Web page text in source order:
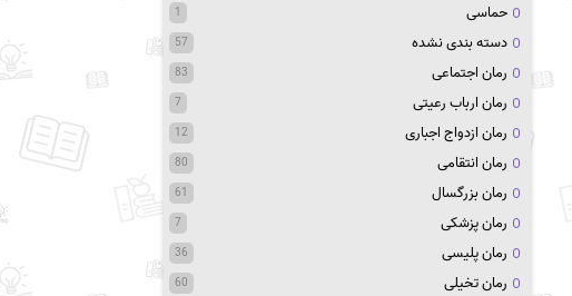
حماسی 1
دسته بندی نشده 57
رمان اجتماعی 83
رمان ارباب رعیتی 7
رمان ازدواج اجباری 12
رمان انتقامی 80
رمان بزرگسال 61
رمان پزشکی 7
رمان پلیسی 36
رمان تخیلی 60